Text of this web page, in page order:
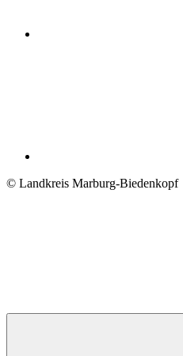
© Landkreis Marburg-Biedenkopf